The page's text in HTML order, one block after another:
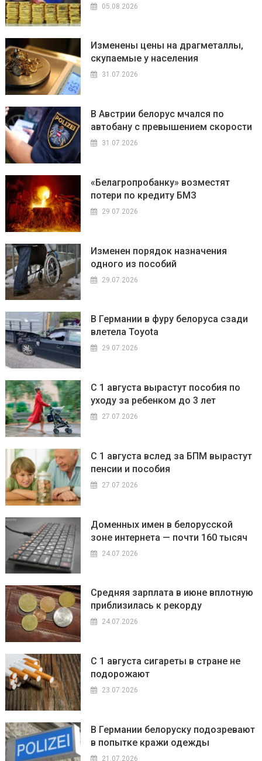
05.08.2026
Изменены цены на драгметаллы,
скупаемые у населения
31.07.2026
В Австрии белорус мчался по
автобану с превышением скорости
31.07.2026
«Белагропробанку» возместят
потери по кредиту БМЗ
29.07.2026
Изменен порядок назначения
одного из пособий
29.07.2026
В Германии в фуру белоруса сзади
влетела Toyota
29.07.2026
С 1 августа вырастут пособия по
уходу за ребенком до 3 лет
27.07.2026
С 1 августа вслед за БПМ вырастут
пенсии и пособия
27.07.2026
Доменных имен в белорусской
зоне интернета — почти 160 тысяч
24.07.2026
Средняя зарплата в июне вплотную
приблизилась к рекорду
24.07.2026
С 1 августа сигареты в стране не
подорожают
23.07.2026
В Германии белоруску подозревают
в попытке кражи одежды
21.07.2026